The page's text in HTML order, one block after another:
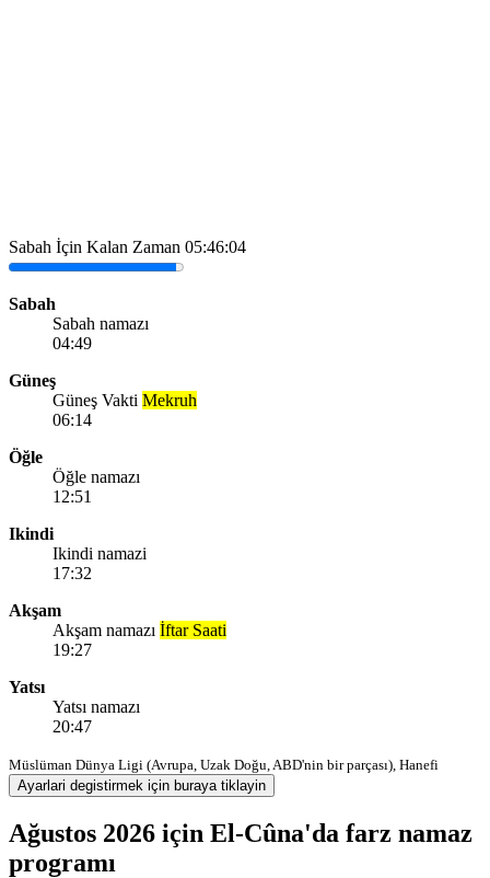
Sabah İçin Kalan Zaman 05:46:04
Sabah
Sabah namazı
04:49
Güneş
Güneş Vakti Mekruh
06:14
Öğle
Öğle namazı
12:51
Ikindi
Ikindi namazi
17:32
Akşam
Akşam namazı İftar Saati
19:27
Yatsı
Yatsı namazı
20:47
Müslüman Dünya Ligi (Avrupa, Uzak Doğu, ABD'nin bir parçası), Hanefi
Ayarlari degistirmek için buraya tiklayin
Ağustos 2026 için El-Cûna'da farz namaz
programı